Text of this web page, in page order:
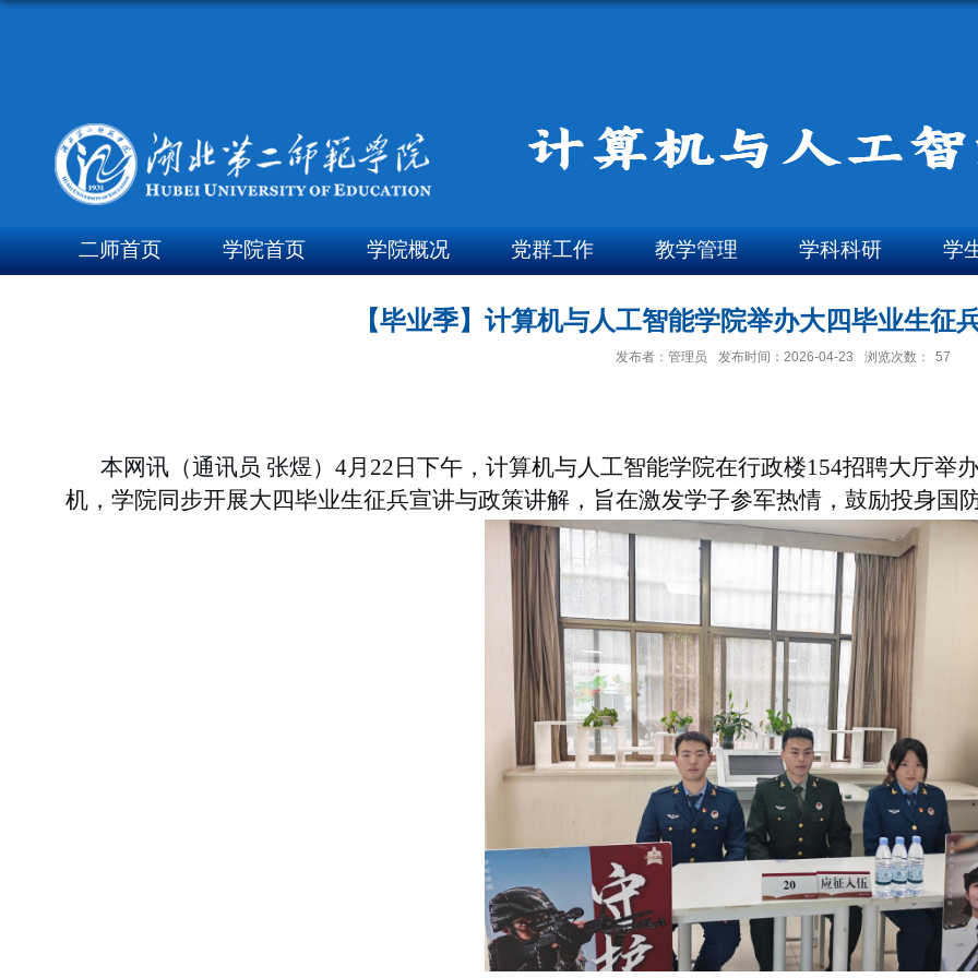
二师首页 学院首页 学院概况 党群工作 教学管理 学科科研 学
【毕业季】计算机与人工智能学院举办大四毕业生征
发布者：管理员 发布时间：2026-04-23 浏览次数： 57
本网讯（通讯员 张煜） 4月 22 日下午，计算机与人工智能学院在行政楼154招聘大厅举
机，学院同步开展大四毕业生征兵宣讲与政策讲解，旨在激发学子参军热情，鼓励投身国